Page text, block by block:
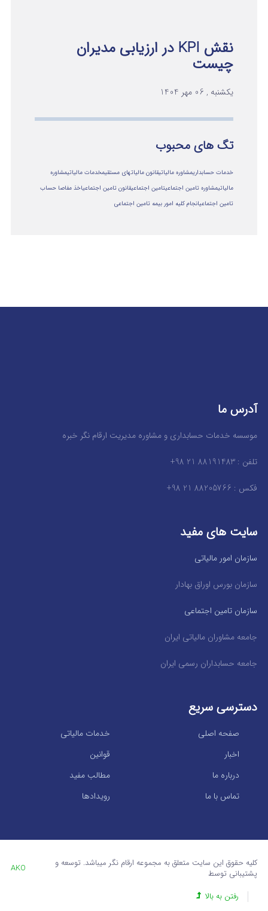
نقش KPI در ارزیابی مدیران
چیست
یکشنبه , 06 مهر 1404
تگ های محبوب
خدمات حسابداریمشاوره مالیاتیقانون مالیاتهای مستقیمخدمات مالیاتیمشاوره
مالياتيمشاوره تامین اجتماعیتامین اجتماعیقانون تامین اجتماعیاخذ مفاصا حساب
تامین اجتماعیانجام کلیه امور بیمه تامین اجتماعی
آدرس ما
موسسه خدمات حسابداری و مشاوره مدیریت ارقام نگر خبره
تلفن : 88191483 21 98+
فکس : 88205766 21 98+
سایت های مفید
سازمان امور مالیاتی
سازمان بورس اوراق بهادار
سازمان تامین اجتماعی
جامعه مشاوران مالیاتی ایران
جامعه حسابداران رسمی ایران
دسترسی سریع
خدمات مالیاتی
صفحه اصلی
قوانین
اخبار
مطالب مفید
درباره ما
رویدادها
تماس با ما
کلیه حقوق این سایت متعلق به مجموعه ارقام نگر میباشد. توسعه و
پشتیبانی توسط
AKO
رفتن به بالا